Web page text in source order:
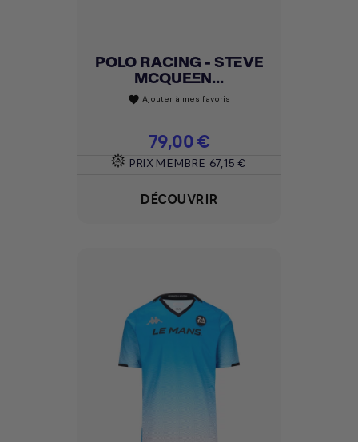
POLO RACING - STEVE
MCQUEEN...
favorite Ajouter à mes favoris
Prix
79,00 €
PRIX MEMBRE 67,15 €
DÉCOUVRIR